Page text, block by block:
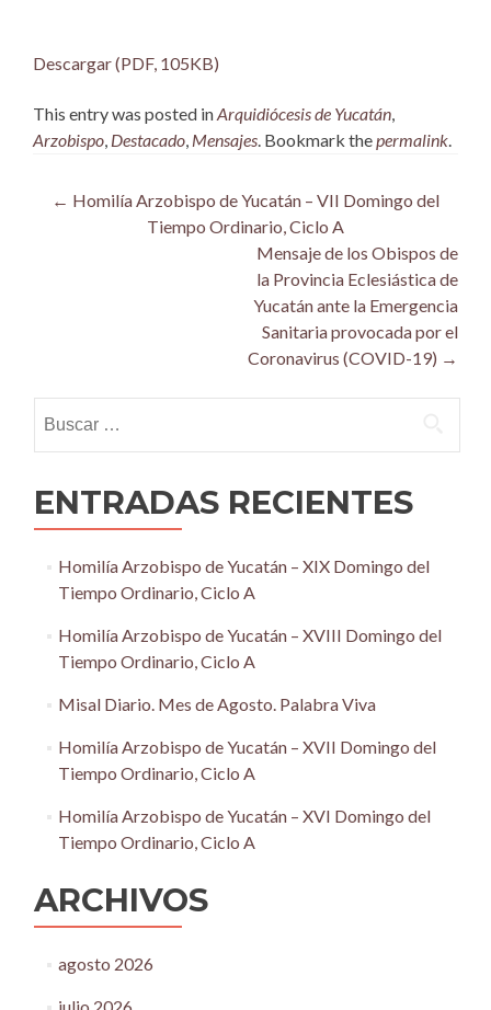
Descargar (PDF, 105KB)
This entry was posted inArquidiócesis de Yucatán,
Arzobispo, Destacado, Mensajes. Bookmark thepermalink.
Post
navigation
← Homilía Arzobispo de Yucatán – VII Domingo del
Tiempo Ordinario, Ciclo A
Mensaje de los Obispos de
la Provincia Eclesiástica de
Yucatán ante la Emergencia
Sanitaria provocada por el
Coronavirus (COVID-19) →
ENTRADAS RECIENTES
Homilía Arzobispo de Yucatán – XIX Domingo del
Tiempo Ordinario, Ciclo A
Homilía Arzobispo de Yucatán – XVIII Domingo del
Tiempo Ordinario, Ciclo A
Misal Diario. Mes de Agosto. Palabra Viva
Homilía Arzobispo de Yucatán – XVII Domingo del
Tiempo Ordinario, Ciclo A
Homilía Arzobispo de Yucatán – XVI Domingo del
Tiempo Ordinario, Ciclo A
ARCHIVOS
agosto 2026